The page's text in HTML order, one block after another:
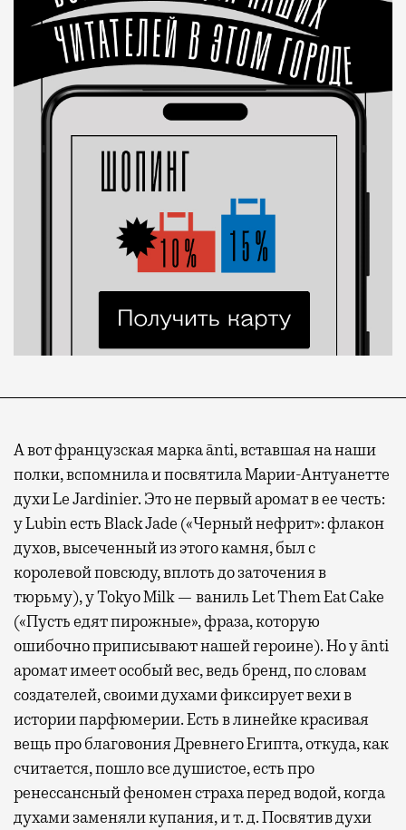
А вот французская марка ānti, вставшая на наши
полки, вспомнила и посвятила Марии-Антуанетте
духи Le Jardinier. Это не первый аромат в ее честь:
у Lubin есть Black Jade («Черный нефрит»: флакон
духов, высеченный из этого камня, был с
королевой повсюду, вплоть до заточения в
тюрьму), у Tokyo Milk — ваниль Let Them Eat Cake
(«Пусть едят пирожные», фраза, которую
ошибочно приписывают нашей героине). Но у ānti
аромат имеет особый вес, ведь бренд, по словам
создателей, своими духами фиксирует вехи в
истории парфюмерии. Есть в линейке красивая
вещь про благовония Древнего Египта, откуда, как
считается, пошло все душистое, есть про
ренессансный феномен страха перед водой, когда
духами заменяли купания, и т. д. Посвятив духи